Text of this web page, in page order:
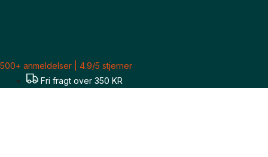
500+ anmeldelser | 4.9/5 stjerner
Fri fragt over 350 KR